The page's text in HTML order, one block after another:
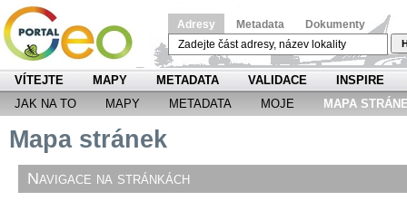
Adresy Metadata Dokumenty
VÍTEJTE MAPY METADATA VALIDACE
INSPIRE
JAK NA TO
MAPY METADATA MOJE MAPA
Mapa stránek
Navigace na stránkách